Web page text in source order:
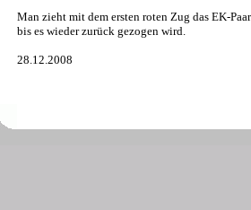
Man zieht mit dem ersten roten Zug das EK-
bis es wieder zurück gezogen wird.
28.12.2008